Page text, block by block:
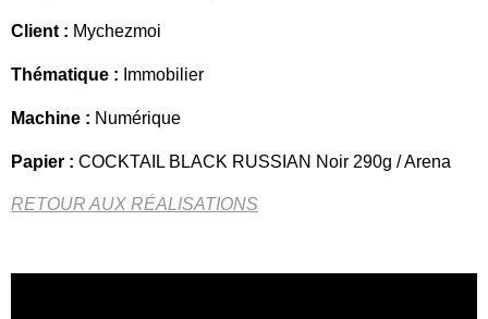
Client : Mychezmoi
Thématique : Immobilier
Machine : Numérique
Papier : COCKTAIL BLACK RUSSIAN Noir 290g / Arena
RETOUR AUX RÉALISATIONS